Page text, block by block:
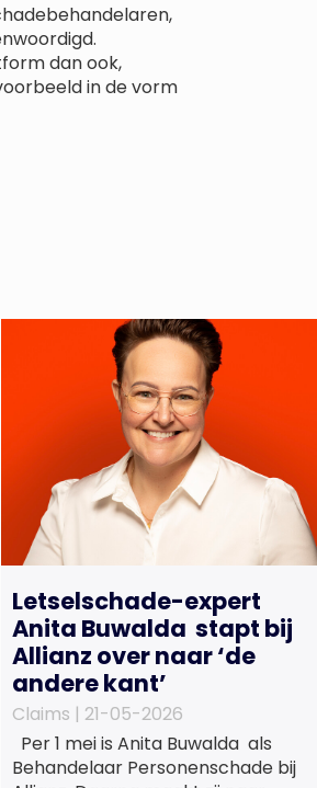
dan ook,
in de vorm
Letselschade-expert
Anita Buwalda stapt bij
Allianz over naar ‘de
andere kant’
Claims | 21-05-2026
Per 1 mei is Anita Buwalda als
Behandelaar Personenschade bij